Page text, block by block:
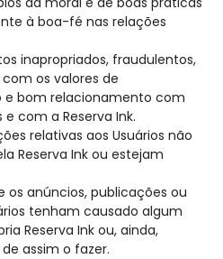
à boa-fé nas relações
inapropriados, fraudulentos,
os valores de
e bom relacionamento com
com a Reserva Ink.
relativas aos Usuários não
Reserva Ink ou estejam
os anúncios, publicações ou
tenham causado algum
Reserva Ink ou, ainda,
assim o fazer.